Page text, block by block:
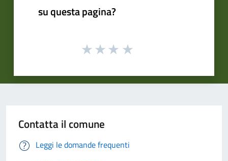
su questa pagina?
Contatta il comune
Leggi le domande frequenti